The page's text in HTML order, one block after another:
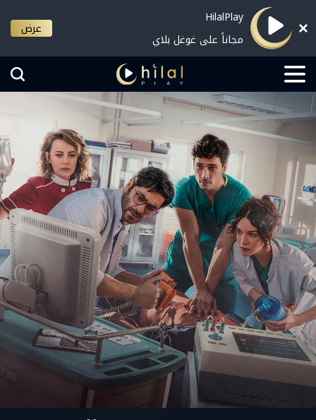
HilalPlay
مجاناً على غوغل بلاي
عرض